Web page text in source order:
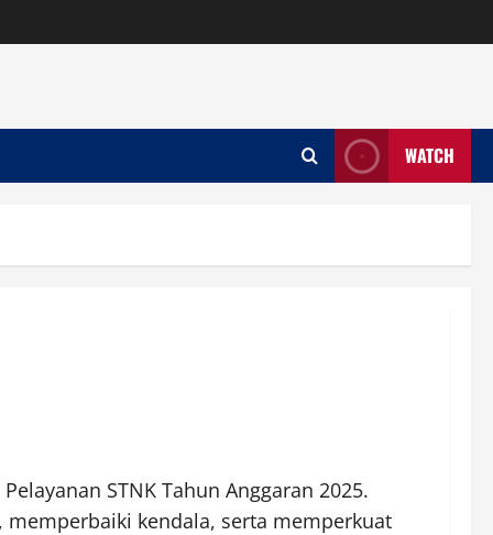
WATCH
STNK Tahun Anggaran 2025.
kendala, serta memperkuat